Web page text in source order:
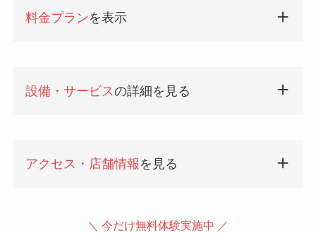
料金プランを表示
設備・サービスの詳細を見る
アクセス・店舗情報 を見る
＼ 今だけ無料体験実施中 ／